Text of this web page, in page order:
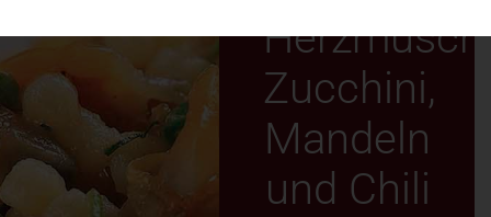
Zucchini,
Mandeln
und Chili